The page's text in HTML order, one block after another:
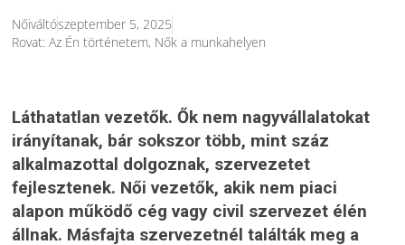
Nőiváltószeptember 5, 2025
Rovat:Az Én történetem, Nők a munkahelyen
Láthatatlan vezetők. Ők nem nagyvállalatokat
irányítanak, bár sokszor több, mint száz
alkalmazottal dolgoznak, szervezetet
fejlesztenek. Női vezetők, akik nem piaci
alapon működő cég vagy civil szervezet élén
állnak. Másfajta szervezetnél találták meg a